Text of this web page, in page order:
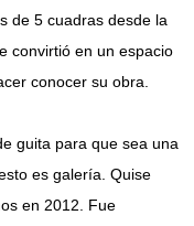
de 5 cuadras desde la
convirtió en un espacio
conocer su obra.
guita para que sea una
es galería. Quise
en 2012. Fue